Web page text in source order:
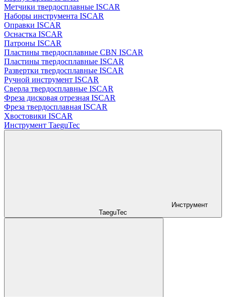
Метчики твердосплавные ISCAR
Наборы инструмента ISCAR
Оправки ISCAR
Оснастка ISCAR
Патроны ISCAR
Пластины твердосплавные CBN ISCAR
Пластины твердосплавные ISCAR
Развертки твердосплавные ISCAR
Ручной инструмент ISCAR
Сверла твердосплавные ISCAR
Фреза дисковая отрезная ISCAR
Фреза твердосплавная ISCAR
Хвостовики ISCAR
Инструмент TaeguTec
Инструмент
TaeguTec